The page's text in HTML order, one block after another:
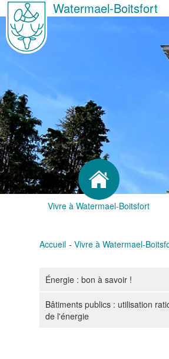
Watermael-Boitsfort
Vivre à Watermael-Boitsfort
Accueil Vivre à Watermael-
N
v
Énergie : bon à savoir !
Bâtiments publics : utilisation
de l'énergie